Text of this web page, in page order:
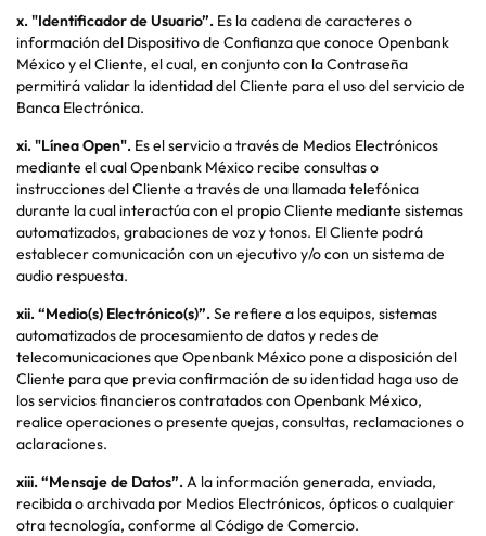
x. "Identificador de Usuario”. Es la cadena de caracteres o
información del Dispositivo de Confianza que conoce Openbank
México y el Cliente, el cual, en conjunto con la Contraseña
permitirá validar la identidad del Cliente para el uso del servicio de
Banca Electrónica.
xi. "Línea Open". Es el servicio a través de Medios Electrónicos
mediante el cual Openbank México recibe consultas o
instrucciones del Cliente a través de una llamada telefónica
durante la cual interactúa con el propio Cliente mediante sistemas
automatizados, grabaciones de voz y tonos. El Cliente podrá
establecer comunicación con un ejecutivo y/o con un sistema de
audio respuesta.
xii. “Medio(s) Electrónico(s)”. Se refiere a los equipos, sistemas
automatizados de procesamiento de datos y redes de
telecomunicaciones que Openbank México pone a disposición del
Cliente para que previa confirmación de su identidad haga uso de
los servicios financieros contratados con Openbank México,
realice operaciones o presente quejas, consultas, reclamaciones o
aclaraciones.
xiii. “Mensaje de Datos”. A la información generada, enviada,
recibida o archivada por Medios Electrónicos, ópticos o cualquier
otra tecnología, conforme al Código de Comercio.